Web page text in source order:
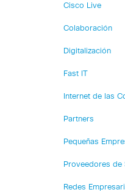
Cisco Live
Colaboración
Digitalización
Fast IT
Internet de las
Partners
Pequeñas
Proveedores de
Redes